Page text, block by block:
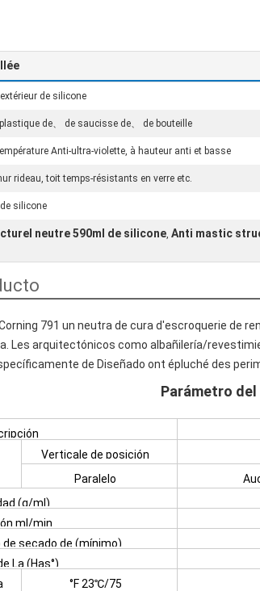
de silicone
de、 de saucisse de、 de bouteille
Anti-ultra-violette, à hauteur anti et basse
rideau, toit temps-résistants en verre etc.
silicone
neutre 590ml de silicone, Anti mastic
791 un neutra de cura d'escroquerie de
Les arquitectónicos como albañilería/
de Diseñado ont épluché des
Parámetro
Verticale de posición
d'en (millimètres)
Paralelo
(g/ml)
ml/min
de secado de (mínimo)
La (Has°)
°F 23℃/75